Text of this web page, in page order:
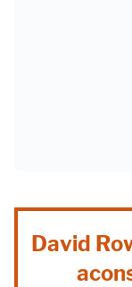
David